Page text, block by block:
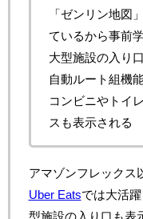
「ゼンリン地図
ているから事前
大型施設の入り
自動ルート組機
コンビニやトイ
スも表示される
アマゾンフレックス
Uber Eatsでは大活
型施設の入り口も表